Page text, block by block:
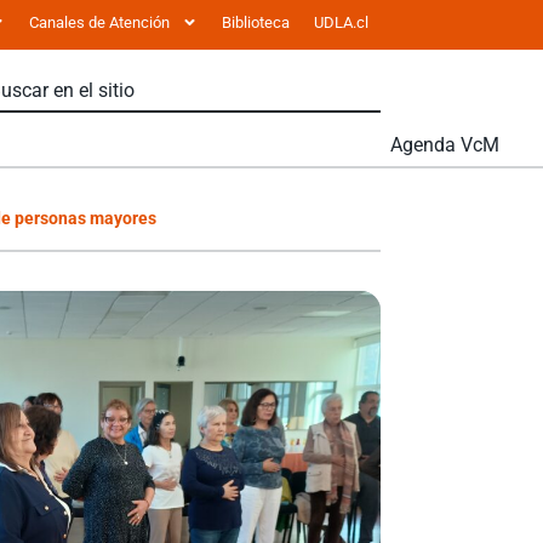
Canales de Atención Biblioteca UDLA.cl
Agenda VcM
personas mayores